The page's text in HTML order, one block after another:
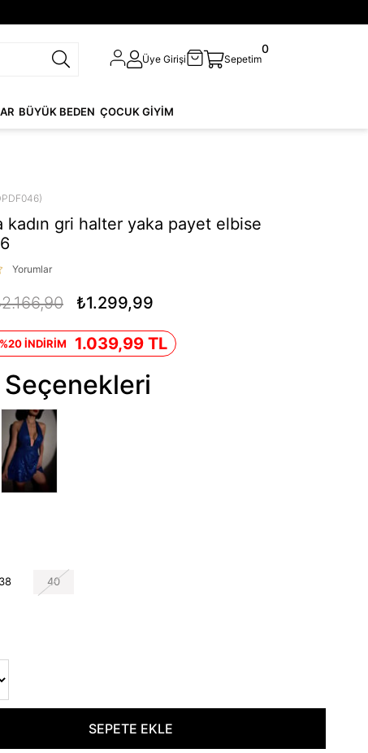
Üye Girişi Sepetim
0
BÜYÜK BEDEN ÇOCUK GİYİM
kadın gri halter yaka payet elbise
Yorumlar
₺1.299,99
İNDİRİM 1.039,99 TL
Seçenekleri
38 40